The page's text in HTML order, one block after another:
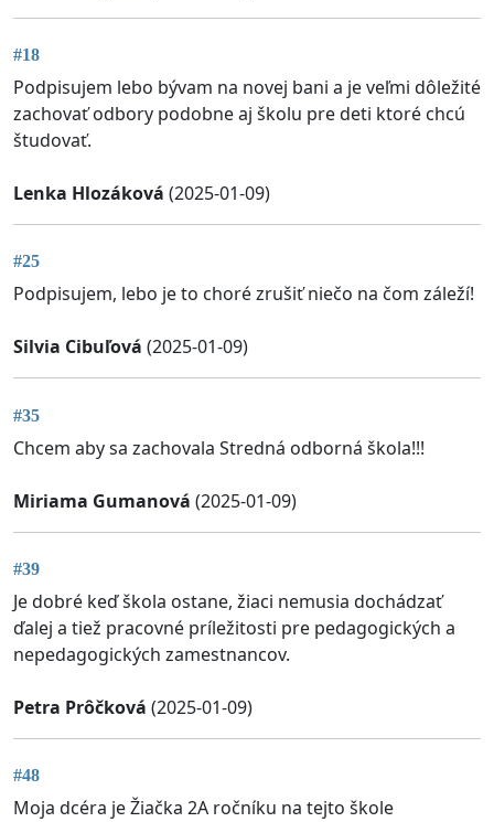
#18
Podpisujem lebo bývam na novej bani a je veľmi dôležité
zachovať odbory podobne aj školu pre deti ktoré chcú
študovať.
Lenka Hlozáková (2025-01-09)
#25
Podpisujem, lebo je to choré zrušiť niečo na čom záleží!
Silvia Cibuľová (2025-01-09)
#35
Chcem aby sa zachovala Stredná odborná škola!!!
Miriama Gumanová (2025-01-09)
#39
Je dobré keď škola ostane, žiaci nemusia dochádzať
ďalej a tiež pracovné príležitosti pre pedagogických a
nepedagogických zamestnancov.
Petra Prôčková (2025-01-09)
#48
Moja dcéra je Žiačka 2A ročníku na tejto škole